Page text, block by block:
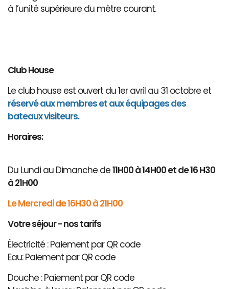
à l’unité supérieure du mètre courant.
Club House
Le club house est ouvert du 1er avril au 31 octobre et
réservé aux membres et aux équipages des
bateaux visiteurs.
Horaires:
Du Lundi au Dimanche de11H00 à 14H00 et de 16 H30
à 21H00
Le Mercredi de 16H30 à 21H00
Votre séjour - nos tarifs
Électricité : Paiement par QR code
Eau: Paiement par QR code
Douche : Paiement par QR code